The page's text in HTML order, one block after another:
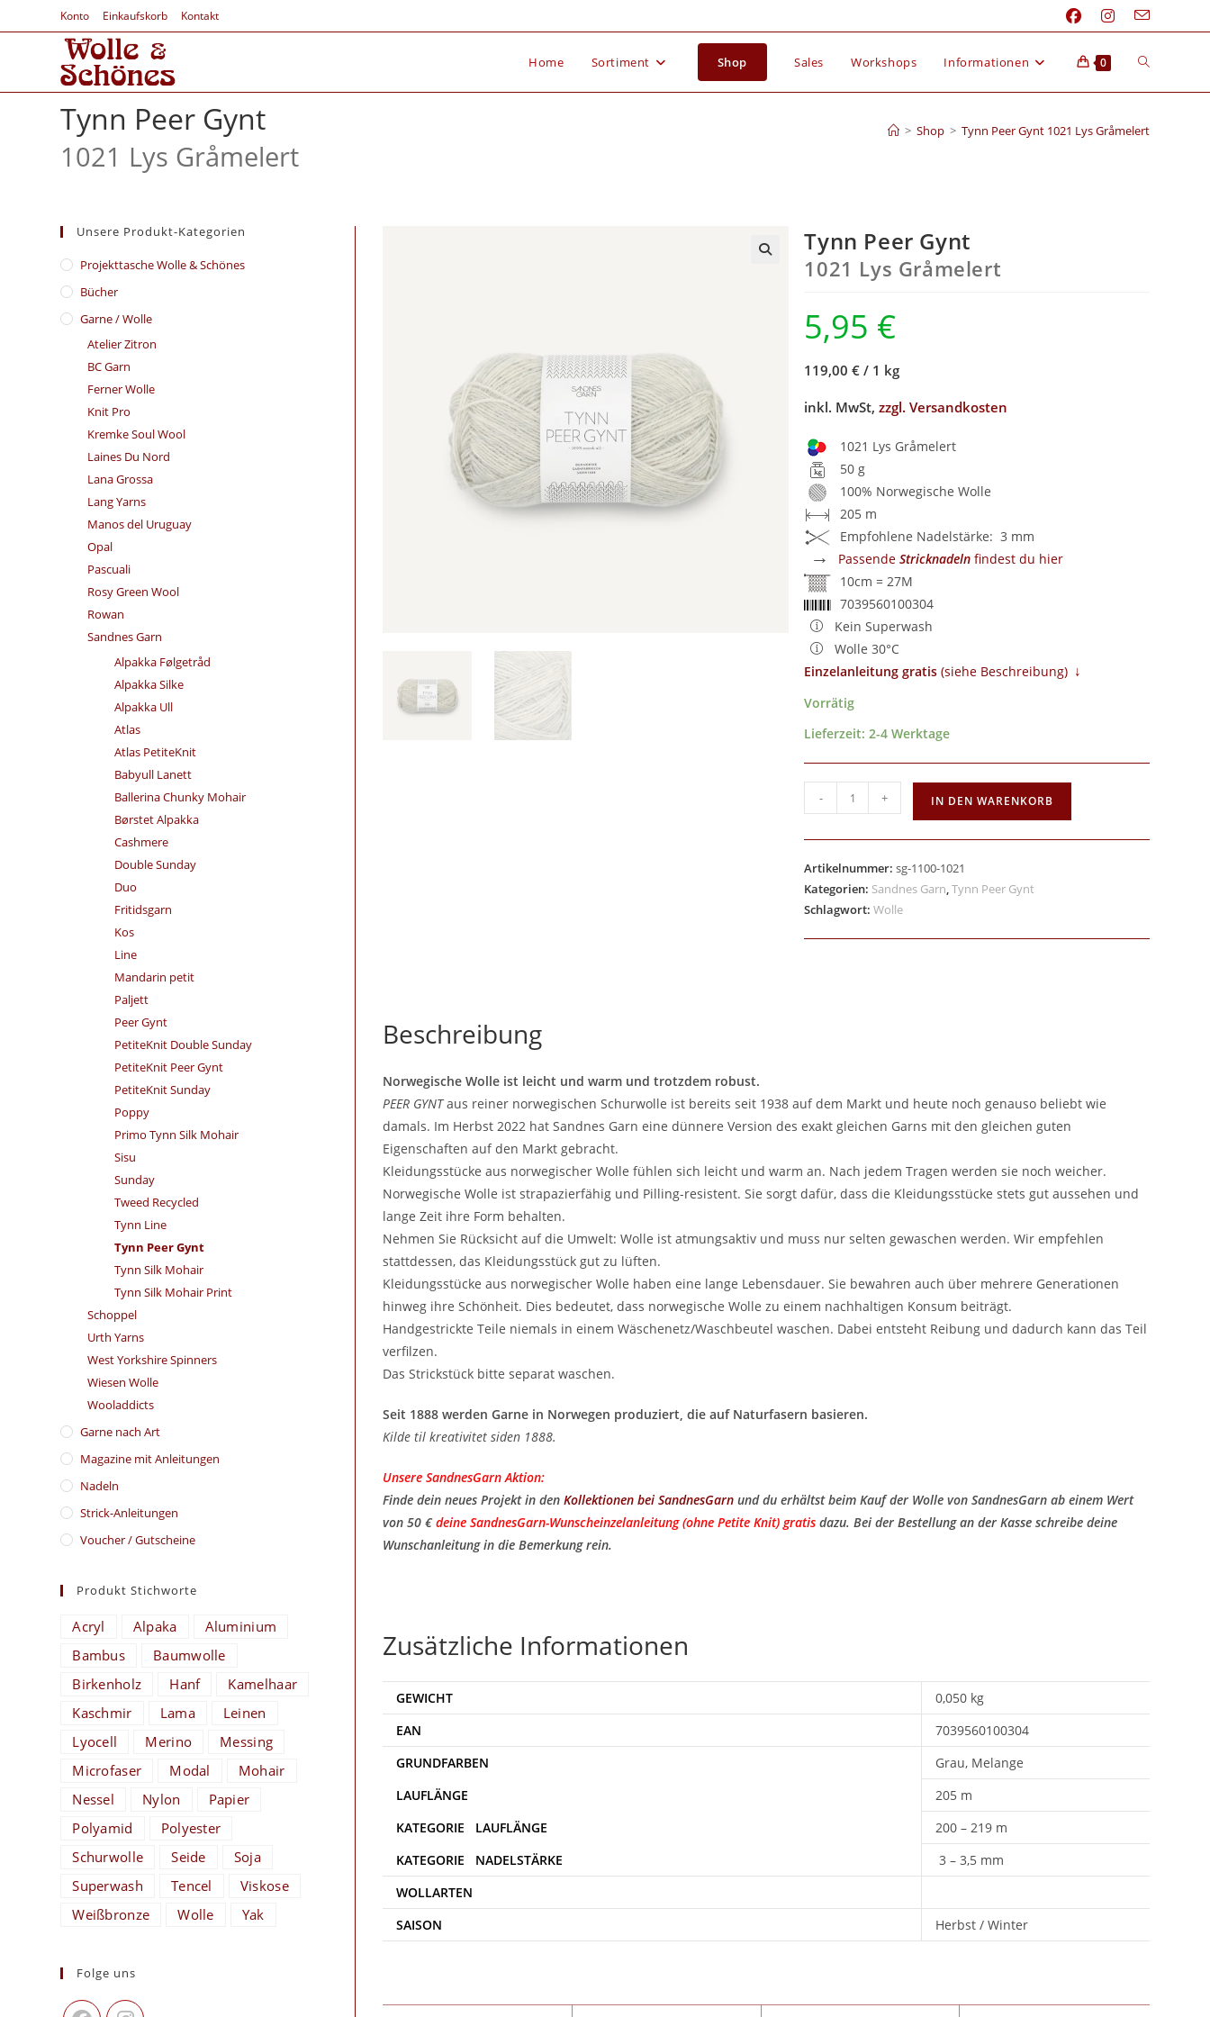
Konto Einkaufskorb Kontakt
Home Sortiment Shop Sales Workshops Informationen 0
Tynn Peer Gynt
1021 Lys Gråmelert
> Shop > Tynn Peer Gynt 1021 Lys Gråmelert
Tynn Peer Gynt
1021 Lys Gråmelert
5,95 €
119,00 € / 1 kg
inkl. MwSt,zzgl. Versandkosten
1021 Lys Gråmelert
50 g
100% Norwegische Wolle
205 m
Empfohlene Nadelstärke: 3 mm
→ PassendeStricknadeln findest du hier
10cm = 27M
7039560100304
Kein Superwash
Wolle 30°C
Einzelanleitung gratis ​ (siehe Beschreibung) ↓
Vorrätig
Lieferzeit:2-4 Werktage
- + IN DEN WARENKORB
Artikelnummer:sg-1100-1021
Kategorien: Sandnes Garn,Tynn Peer Gynt
Schlagwort:Wolle
Beschreibung
Norwegische Wolle ist leicht und warm und trotzdem robust.
PEER GYNTaus reiner norwegischen Schurwolle ist bereits seit 1938 auf dem Markt und heute noch genauso beliebt wie
damals. Im Herbst 2022 hat Sandnes Garn eine dünnere Version des exakt gleichen Garns mit den gleichen guten
Eigenschaften auf den Markt gebracht.
Kleidungsstücke aus norwegischer Wolle fühlen sich leicht und warm an. Nach jedem Tragen werden sie noch weicher.
Norwegische Wolle ist strapazierfähig und Pilling-resistent. Sie sorgt dafür, dass die Kleidungsstücke stets gut aussehen und
lange Zeit ihre Form behalten.
Nehmen Sie Rücksicht auf die Umwelt: Wolle ist atmungsaktiv und muss nur selten gewaschen werden. Wir empfehlen
stattdessen, das Kleidungsstück gut zu lüften.
Kleidungsstücke aus norwegischer Wolle haben eine lange Lebensdauer. Sie bewahren auch über mehrere Generationen
hinweg ihre Schönheit. Dies bedeutet, dass norwegische Wolle zu einem nachhaltigen Konsum beiträgt.
Handgestrickte Teile niemals in einem Wäschenetz/Waschbeutel waschen. Dabei entsteht Reibung und dadurch kann das Teil
verfilzen.
Das Strickstück bitte separat waschen.
Seit 1888 werden Garne in Norwegen produziert, die auf Naturfasern basieren.
Kilde til kreativitet siden 1888.
Unsere SandnesGarn Aktion:
Finde dein neues Projekt in den Kollektionen bei SandnesGarnund du erhältst beim Kauf der Wolle von SandnesGarn ab einem Wert
von 50 €deine SandnesGarn-Wunscheinzelanleitung (ohne Petite Knit) gratis​ dazu. Bei der Bestellung an der Kasse schreibe deine
Wunschanleitung in die Bemerkung rein.
Zusätzliche Informationen
GEWICHT
0,050 kg
EAN
7039560100304
Grau, Melange
205 m
200 – 219 m
3 – 3,5 mm
WOLLARTEN
SAISON
Herbst / Winter
Unsere Produkt-Kategorien
​Projekttasche Wolle & Schönes
Bücher
Garne / Wolle
Atelier Zitron
BC Garn
Ferner Wolle
Knit Pro
Kremke Soul Wool
Laines Du Nord
Lana Grossa
Lang Yarns
Manos del Uruguay
Opal
Pascuali
Rosy Green Wool
Rowan
Sandnes Garn
Alpakka Følgetråd
Alpakka Silke
Alpakka Ull
Atlas
Atlas PetiteKnit
Babyull Lanett
Ballerina Chunky Mohair
Børstet Alpakka
Cashmere
Double Sunday
Duo
Fritidsgarn
Kos
Line
Mandarin petit
Paljett
Peer Gynt
PetiteKnit Double Sunday
PetiteKnit Peer Gynt
PetiteKnit Sunday
Poppy
Primo Tynn Silk Mohair
Sisu
Sunday
Tweed Recycled
Tynn Line
Tynn Peer Gynt
Tynn Silk Mohair
Tynn Silk Mohair Print
Schoppel
Urth Yarns
West Yorkshire Spinners
Wiesen Wolle
Wooladdicts
Garne nach Art
Magazine mit Anleitungen
Nadeln
Strick-Anleitungen
Voucher / Gutscheine
Produkt Stichworte
Acryl Alpaka
Aluminium
Bambus
Baumwolle
Birkenholz
Hanf
Kamelhaar
Kaschmir
Lama
Leinen
Lyocell
Merino
Messing
Microfaser
Modal
Mohair
Nessel
Nylon
Papier
Polyamid
Polyester
Schurwolle
Seide
Soja
Superwash
Tencel
Viskose
Weißbronze
Wolle Yak
Folge uns